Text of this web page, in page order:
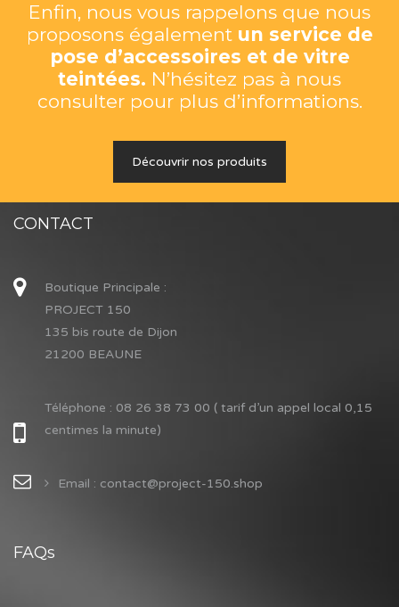
Enfin, nous vous rappelons que nous
proposons également un service de
pose d’accessoires et de vitre
teintées. N’hésitez pas à nous
consulter pour plus d’informations.
Découvrir nos produits
CONTACT
Boutique Principale :
PROJECT 150
135 bis route de Dijon
21200 BEAUNE
Téléphone : 08 26 38 73 00 ( tarif d’un appel local 0,15
centimes la minute)
Email : contact@project-150.shop
FAQs